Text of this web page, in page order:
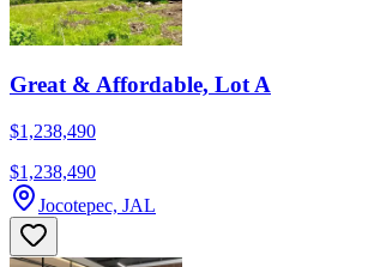
Great & Affordable, Lot A
$1,238,490
$1,238,490
Jocotepec, JAL